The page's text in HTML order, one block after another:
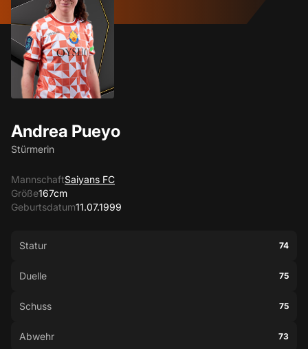
Andrea Pueyo
Stürmerin
MannschaftSaiyans FC
Größe167cm
Geburtsdatum11.07.1999
Statur 74
Duelle 75
Schuss 75
Abwehr 73